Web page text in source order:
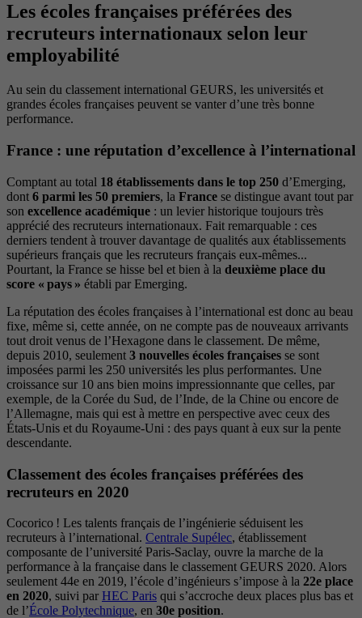
Les écoles françaises préférées des
recruteurs internationaux selon leur
employabilité
Au sein du classement international GEURS, les universités et
grandes écoles françaises peuvent se vanter d’une très bonne
performance.
France : une réputation d’excellence à l’international
Comptant au total 18 établissements dans le top 250 d’Emerging,
dont 6 parmi les 50 premiers, la France se distingue avant tout par
son excellence académique : un levier historique toujours très
apprécié des recruteurs internationaux. Fait remarquable : ces
derniers tendent à trouver davantage de qualités aux établissements
supérieurs français que les recruteurs français eux-mêmes...
Pourtant, la France se hisse bel et bien à la deuxième place du
score « pays » établi par Emerging.
La réputation des écoles françaises à l’international est donc au beau
fixe, même si, cette année, on ne compte pas de nouveaux arrivants
tout droit venus de l’Hexagone dans le classement. De même,
depuis 2010, seulement 3 nouvelles écoles françaises se sont
imposées parmi les 250 universités les plus performantes. Une
croissance sur 10 ans bien moins impressionnante que celles, par
exemple, de la Corée du Sud, de l’Inde, de la Chine ou encore de
l’Allemagne, mais qui est à mettre en perspective avec ceux des
États-Unis et du Royaume-Uni : des pays quant à eux sur la pente
descendante.
Classement des écoles françaises préférées des
recruteurs en 2020
Cocorico ! Les talents français de l’ingénierie séduisent les
recruteurs à l’international. Centrale Supélec, établissement
composante de l’université Paris-Saclay, ouvre la marche de la
performance à la française dans le classement GEURS 2020. Alors
seulement 44e en 2019, l’école d’ingénieurs s’impose à la 22e place
en 2020, suivi par HEC Paris qui s’accroche deux places plus bas et
de l’École Polytechnique, en 30e position.